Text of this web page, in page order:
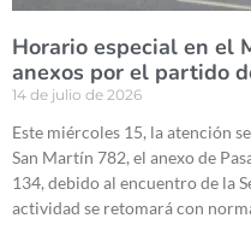
Horario especial en el
anexos por el partido
14 de julio de 2026
Este miércoles 15, la atención
San Martín 782, el anexo de
134, debido al encuentro de la
actividad se retomará con